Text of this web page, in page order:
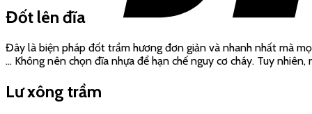
Đốt lên đĩa
Đây là biện pháp đốt trầm hương đơn giản và nhanh nhất mà
… Không nên chọn đĩa nhựa để hạn chế nguy cơ cháy. Tuy
Lư xông trầm